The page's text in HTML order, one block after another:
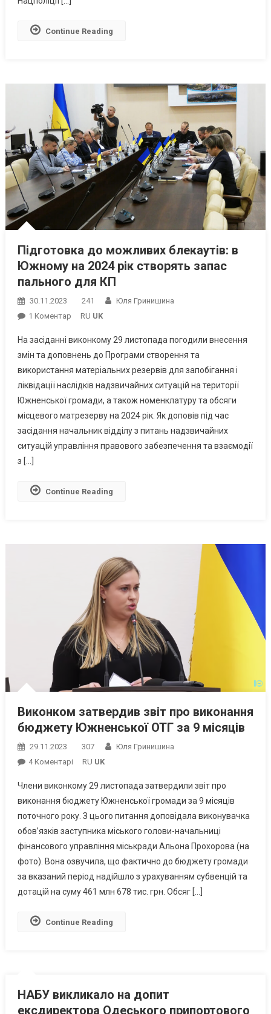
Continue Reading
Підготовка до можливих блекаутів: в
Южному на 2024 рік створять запас
пального для КП
30.11.2023 241
Юля Гринишина
1 КоментарДо
До
Можливих
Блекаутів:
В
Южному
На
2024
Для
RU UK
На засіданні виконкому 29 листопада погодили внесення
змін та доповнень до Програми створення та
використання матеріальних резервів для запобігання і
ліквідації наслідків надзвичайних ситуацій на території
Южненської громади, а також номенклатуру та обсяги
місцевого матрезерву на 2024 рік. Як доповів під час
засідання начальник відділу з питань надзвичайних
ситуацій управління правового забезпечення та взаємодії
з […]
Continue Reading
Виконком затвердив звіт про виконання
бюджету Южненської ОТГ за 9 місяців
29.11.2023 307
Юля Гринишина
4 КоментаріДо
Затвердив
Звіт
Про
Виконання
Бюджету
Южненської
ОТГ
RU UK
Члени виконкому 29 листопада затвердили звіт про
виконання бюджету Южненської громади за 9 місяців
поточного року. З цього питання доповідала виконувачка
обов’язків заступника міського голови-начальниці
фінансового управління міськради Альона Прохорова (на
фото). Вона озвучила, що фактично до бюджету громади
за вказаний період надійшло з урахуванням субвенцій та
дотацій на суму 461 млн 678 тис. грн. Обсяг […]
Continue Reading
НАБУ викликало на допит
ексдиректора Одеського припортового